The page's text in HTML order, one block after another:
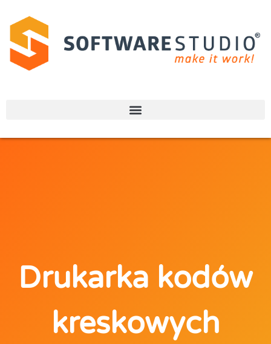
Drukarka kodów
kreskowych